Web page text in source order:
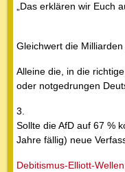
„Das erklären wir Euch
Gleichwert die Milliarden
Alleine die, in die
oder notgedrungen
3.
Sollte die AfD auf 67 %
Jahre fällig) neue
Debitismus-Elliott-Wellen